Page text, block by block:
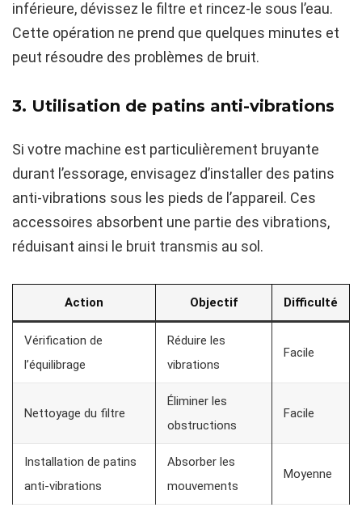
inférieure, dévissez le filtre et rincez-le sous l’eau.
Cette opération ne prend que quelques minutes et
peut résoudre des problèmes de bruit.
3. Utilisation de patins anti-vibrations
Si votre machine est particulièrement bruyante
durant l’essorage, envisagez d’installer des patins
anti-vibrations sous les pieds de l’appareil. Ces
accessoires absorbent une partie des vibrations,
réduisant ainsi le bruit transmis au sol.
Action Objectif Difficulté
Vérification de
l’équilibrage
Réduire les
vibrations
Facile
Nettoyage du filtre
Éliminer les
obstructions
Facile
Installation de patins
anti-vibrations
Absorber les
mouvements
Moyenne